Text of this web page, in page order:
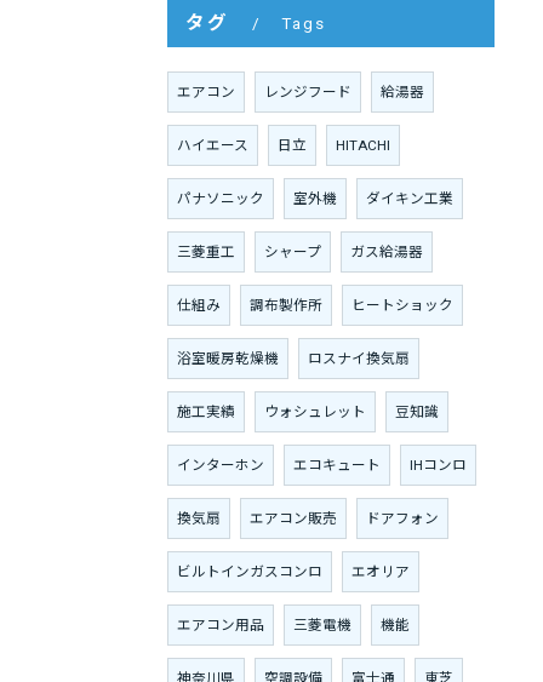
タグ Tags
エアコン レンジフード 給湯器
ハイエース 日立 HITACHI
パナソニック 室外機 ダイキン工業
三菱重工 シャープ ガス給湯器
仕組み 調布製作所 ヒートショック
浴室暖房乾燥機 ロスナイ換気扇
施工実績 ウォシュレット 豆知識
インターホン エコキュート IHコンロ
換気扇 エアコン販売 ドアフォン
ビルトインガスコンロ エオリア
エアコン用品 三菱電機 機能
神奈川県 空調設備 富士通 東芝